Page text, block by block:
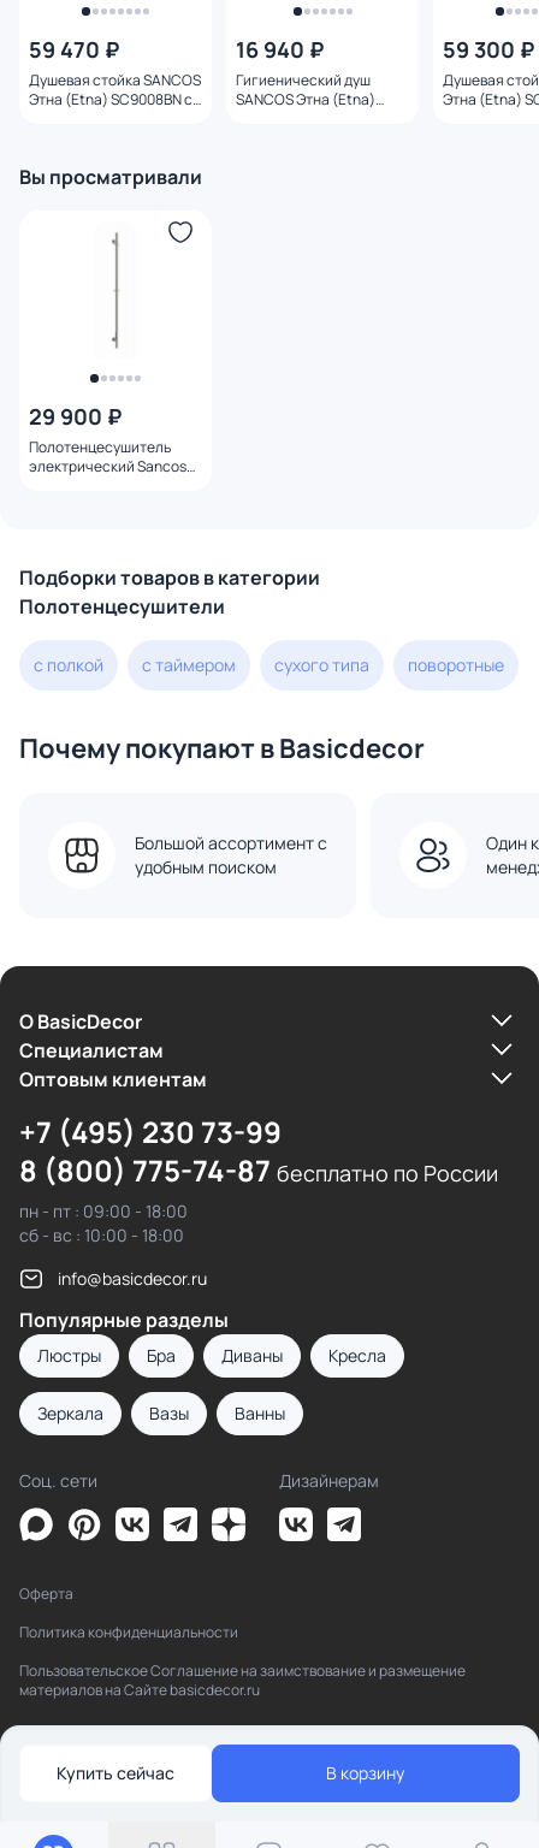
59 470 ₽
Душевая стойка SANCOS
Этна (Etna) SC9008BN с
16 940 ₽
Гигиенический душ
SANCOS Этна (Etna)
59 300 ₽
Душевая
Этна (Etna)
Вы просматривали
29 900 ₽
Полотенцесушитель
электрический Sancos
Подборки товаров в категории
Полотенцесушители
с полкой с таймером сухого типа поворотные
Почему покупают в Basicdecor
Большой ассортимент с
удобным поиском
Один
Купить сейчас В корзину
О BasicDecor
Cпециалистам
Оптовым клиентам
+7 (495) 230 73-99
8 (800) 775-74-87 бесплатно по России
пн - пт : 09:00 - 18:00
сб - вс : 10:00 - 18:00
info@basicdecor.ru
Популярные разделы
Люстры Бра Диваны Кресла
Зеркала Вазы Ванны
Соц. сети Дизайнерам
Оферта
Политика конфиденциальности
Пользовательское Соглашение на заимствование и размещение
материалов на Сайте basicdecor.ru